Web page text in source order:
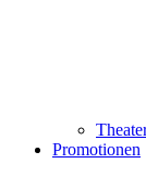
Promotionen